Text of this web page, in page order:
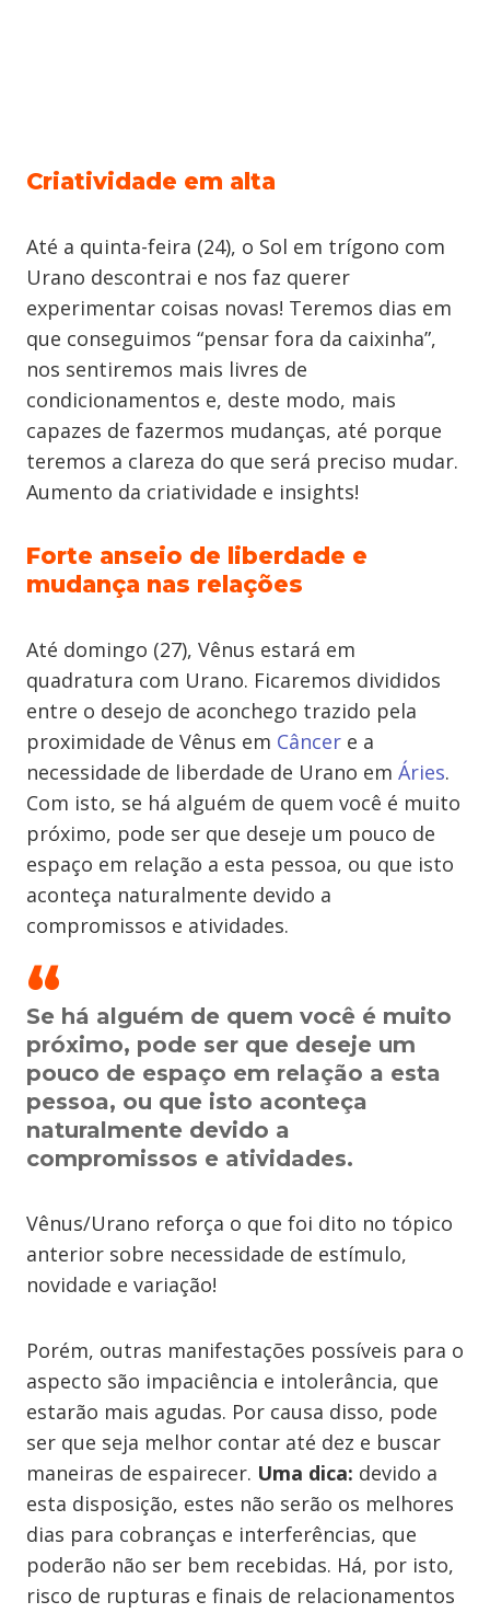
Criatividade em alta
Até a quinta-feira (24), o Sol em trígono com
Urano descontrai e nos faz querer
experimentar coisas novas! Teremos dias em
que conseguimos “pensar fora da caixinha”,
nos sentiremos mais livres de
condicionamentos e, deste modo, mais
capazes de fazermos mudanças, até porque
teremos a clareza do que será preciso mudar.
Aumento da criatividade e insights!
Forte anseio de liberdade e
mudança nas relações
Até domingo (27), Vênus estará em
quadratura com Urano. Ficaremos divididos
entre o desejo de aconchego trazido pela
proximidade de Vênus em Câncer e a
necessidade de liberdade de Urano em Áries.
Com isto, se há alguém de quem você é muito
próximo, pode ser que deseje um pouco de
espaço em relação a esta pessoa, ou que isto
aconteça naturalmente devido a
compromissos e atividades.
Se há alguém de quem você é muito
próximo, pode ser que deseje um
pouco de espaço em relação a esta
pessoa, ou que isto aconteça
naturalmente devido a
compromissos e atividades.
Vênus/Urano reforça o que foi dito no tópico
anterior sobre necessidade de estímulo,
novidade e variação!
Porém, outras manifestações possíveis para o
aspecto são impaciência e intolerância, que
estarão mais agudas. Por causa disso, pode
ser que seja melhor contar até dez e buscar
maneiras de espairecer. Uma dica: devido a
esta disposição, estes não serão os melhores
dias para cobranças e interferências, que
poderão não ser bem recebidas. Há, por isto,
risco de rupturas e finais de relacionamentos